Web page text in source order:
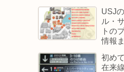
USJ
ル・
トの
情報
初め
在来